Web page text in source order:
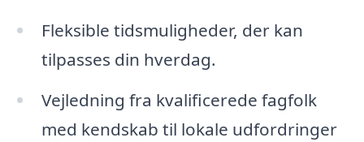
Fleksible tidsmuligheder, der kan
tilpasses din hverdag.
Vejledning fra kvalificerede fagfolk
med kendskab til lokale udfordringer